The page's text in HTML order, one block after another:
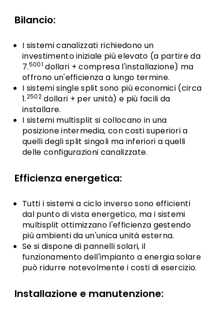
Bilancio:
I sistemi canalizzati richiedono un
investimento iniziale più elevato (a partire da
7.5001 dollari + compresa l'installazione) ma
offrono un'efficienza a lungo termine.
I sistemi single split sono più economici (circa
1.2502dollari + per unità) e più facili da
installare.
I sistemi multisplit si collocano in una
posizione intermedia, con costi superiori a
quelli degli split singoli ma inferiori a quelli
delle configurazioni canalizzate.
Efficienza energetica:
Tutti i sistemi a ciclo inverso sono efficienti
dal punto di vista energetico, ma i sistemi
multisplit ottimizzano l'efficienza gestendo
più ambienti da un'unica unità esterna.
Se si dispone di pannelli solari, il
funzionamento dell'impianto a energia solare
può ridurre notevolmente i costi di esercizio.
Installazione e manutenzione: